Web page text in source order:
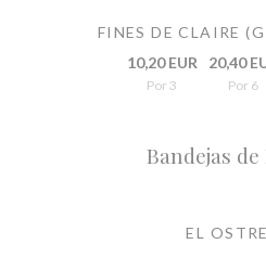
FINES DE CLAIRE
10,20 EUR
Por 3
20,40
Por 6
Bandejas
EL